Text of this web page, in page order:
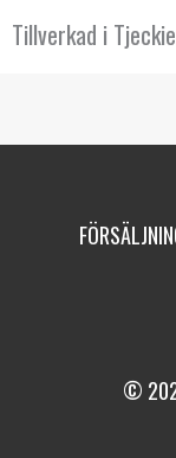
Tillverkad i
©